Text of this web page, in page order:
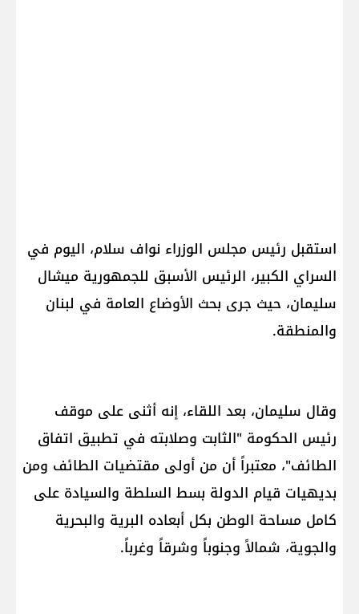
استقبل رئيس مجلس الوزراء نواف سلام، اليوم في
السراي الكبير، الرئيس الأسبق للجمهورية ميشال
سليمان، حيث جرى بحث الأوضاع العامة في لبنان
والمنطقة.
وقال سليمان، بعد اللقاء، إنه أثنى على موقف
رئيس الحكومة "الثابت وصلابته في تطبيق اتفاق
الطائف"، معتبراً أن من أولى مقتضيات الطائف ومن
بديهيات قيام الدولة بسط السلطة والسيادة على
كامل مساحة الوطن بكل أبعاده البرية والبحرية
والجوية، شمالاً وجنوباً وشرقاً وغرباً.